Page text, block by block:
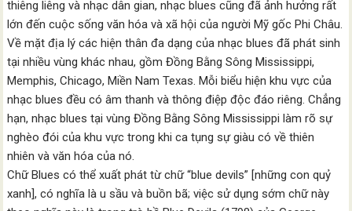
thiêng liêng và nhạc dân gian, nhạc blues cũng đã ảnh hưởng rất
lớn đến cuộc sống văn hóa và xã hội của người Mỹ gốc Phi Châu.
Về mặt địa lý các hiện thân đa dạng của nhạc blues đã phát sinh
tại nhiều vùng khác nhau, gồm Đồng Bằng Sông Mississippi,
Memphis, Chicago, Miền Nam Texas. Mỗi biểu hiện khu vực của
nhạc blues đều có âm thanh và thông điệp độc đáo riêng. Chẳng
hạn, nhạc blues tại vùng Đồng Bằng Sông Mississippi làm rõ sự
nghèo đói của khu vực trong khi ca tụng sự giàu có về thiên
nhiên và văn hóa của nó.
Chữ Blues có thể xuất phát từ chữ “blue devils” [những con quỷ
xanh], có nghĩa là u sầu và buồn bã; việc sử dụng sớm chữ này